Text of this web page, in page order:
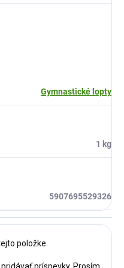
Gymnastické lopty
1 kg
5907695529326
položke.